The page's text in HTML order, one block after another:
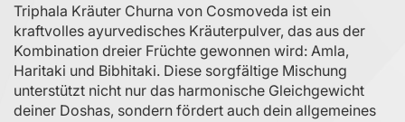
Triphala Kräuter Churna von Cosmoveda ist ein
kraftvolles ayurvedisches Kräuterpulver, das aus der
Kombination dreier Früchte gewonnen wird: Amla,
Haritaki und Bibhitaki. Diese sorgfältige Mischung
unterstützt nicht nur das harmonische Gleichgewicht
deiner Doshas, sondern fördert auch dein allgemeines